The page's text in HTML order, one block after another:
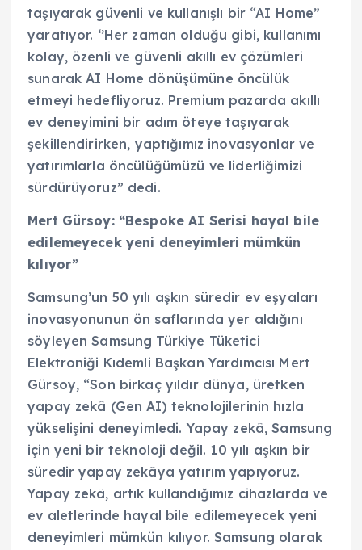
taşıyarak güvenli ve kullanışlı bir “AI Home”
yaratıyor. ‘’Her zaman olduğu gibi, kullanımı
kolay, özenli ve güvenli akıllı ev çözümleri
sunarak AI Home dönüşümüne öncülük
etmeyi hedefliyoruz. Premium pazarda akıllı
ev deneyimini bir adım öteye taşıyarak
şekillendirirken, yaptığımız inovasyonlar ve
yatırımlarla öncülüğümüzü ve liderliğimizi
sürdürüyoruz” dedi.
Mert Gürsoy: “Bespoke AI Serisi hayal bile
edilemeyecek yeni deneyimleri mümkün
kılıyor”
Samsung’un 50 yılı aşkın süredir ev eşyaları
inovasyonunun ön saflarında yer aldığını
söyleyen Samsung Türkiye Tüketici
Elektroniği Kıdemli Başkan Yardımcısı Mert
Gürsoy, “Son birkaç yıldır dünya, üretken
yapay zekâ (Gen AI) teknolojilerinin hızla
yükselişini deneyimledi. Yapay zekâ, Samsung
için yeni bir teknoloji değil. 10 yılı aşkın bir
süredir yapay zekâya yatırım yapıyoruz.
Yapay zekâ, artık kullandığımız cihazlarda ve
ev aletlerinde hayal bile edilemeyecek yeni
deneyimleri mümkün kılıyor. Samsung olarak